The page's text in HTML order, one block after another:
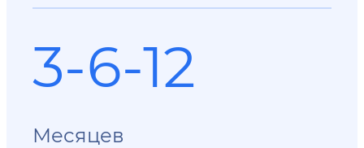
3-6-12
Месяцев